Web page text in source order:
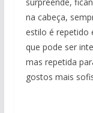
na cabeça,
estilo é repetido
que pode ser
mas repetida
gostos mais